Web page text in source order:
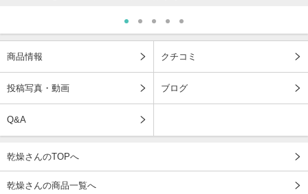
商品情報 クチコミ
投稿写真・動画 ブログ
Q&A
乾燥さんのTOPへ
乾燥さんの商品一覧へ